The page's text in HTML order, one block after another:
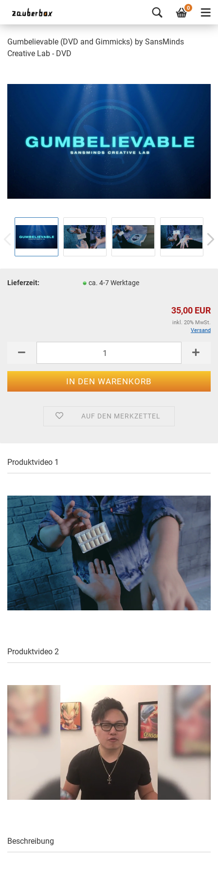
0
Gumbelievable (DVD and Gimmicks) by SansMinds
Creative Lab - DVD
Lieferzeit: ca. 4-7 Werktage
35,00 EUR
inkl. 20% MwSt.
Versand
AUF DEN MERKZETTEL
Produktvideo 1
Produktvideo 2
Beschreibung